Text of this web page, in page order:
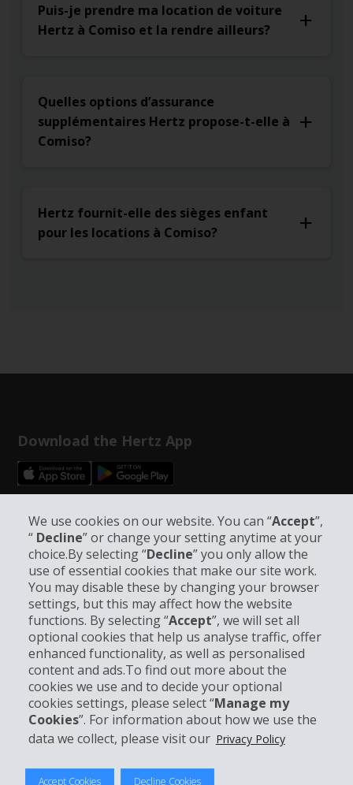
We use cookies on our website. You can “Accept”,
“ Decline” or change your setting anytime at your
choice.By selecting “Decline” you only allow the
use of essential cookies that make our site work.
You may disable these by changing your browser
settings, but this may affect how the website
functions. By selecting “Accept”, we will set all
optional cookies that help us analyse traffic, offer
enhanced functionality, as well as personalised
content and ads.To find out more about the
cookies we use and to decide your optional
cookies settings, please select “Manage my
Cookies”. For information about how we use the
data we collect, please visit our Privacy Policy
Accept Cookies Decline Cookies
Puis-je prendre ma location de voiture
Hertz à Comiso et la rendre ailleurs?
Quelles options d’assurance
supplémentaires Hertz propose-t-elle à
Comiso?
Hertz fournit-elle des sièges enfant
pour les locations à Comiso?
Download the Hertz App
Follow Us on Social Media
Company Information
Business
Customer Support